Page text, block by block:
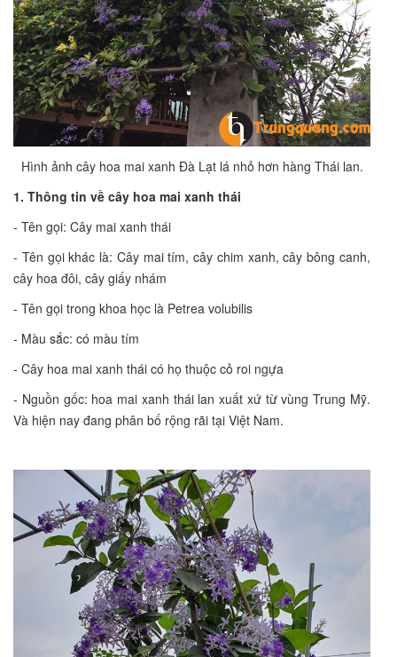
Hình ảnh cây hoa mai xanh Đà Lạt lá nhỏ hơn hàng Thái lan.
1. Thông tin về cây hoa mai xanh thái
- Tên gọi: Cây mai xanh thái
- Tên gọi khác là: Cây mai tím, cây chim xanh, cây bông canh,
cây hoa đôi, cây giấy nhám
- Tên gọi trong khoa học là Petrea volubilis
- Màu sắc: có màu tím
- Cây hoa mai xanh thái có họ thuộc cỏ roi ngựa
- Nguồn gốc: hoa mai xanh thái lan xuất xứ từ vùng Trung Mỹ.
Và hiện nay đang phân bố rộng rãi tại Việt Nam.